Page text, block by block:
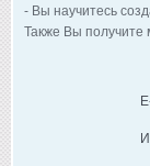
- Вы научитесь
Также Вы получите